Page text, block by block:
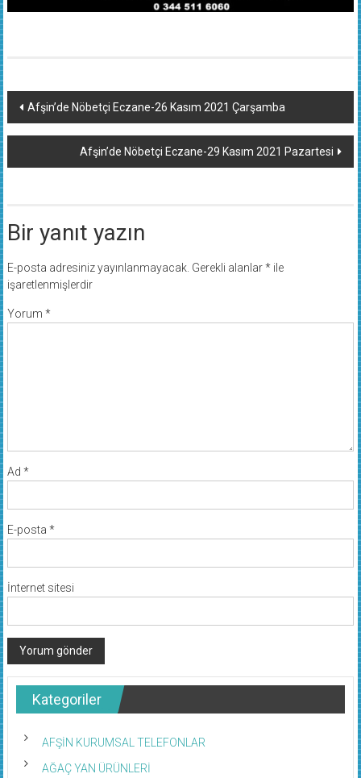
Yazı
dolaşımı
Afşin’de Nöbetçi Eczane-26 Kasım 2021 Çarşamba
Afşin’de Nöbetçi Eczane-29 Kasım 2021 Pazartesi
Bir yanıt yazın
E-posta adresiniz yayınlanmayacak. Gerekli alanlar*ile
işaretlenmişlerdir
Yorum *
Ad *
E-posta *
İnternet sitesi
Kategoriler
AFŞİN KURUMSAL TELEFONLAR
AĞAÇ YAN ÜRÜNLERİ